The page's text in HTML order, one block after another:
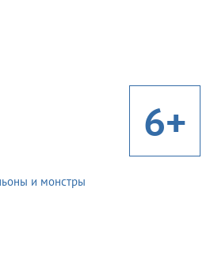
6+
и монстры